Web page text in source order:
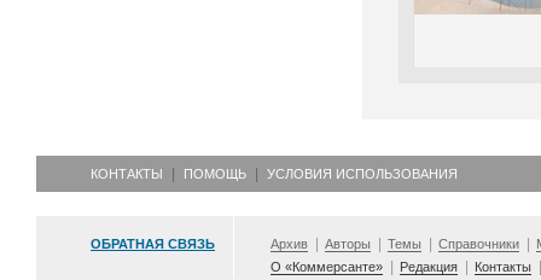
КОНТАКТЫ ПОМОЩЬ УСЛОВИЯ ИСПОЛЬЗОВАНИЯ
ОБРАТНАЯ СВЯЗЬ Архив Авторы Темы Справочники
О «Коммерсанте»
Редакция Контакты